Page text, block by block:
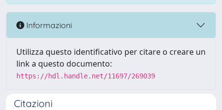
Informazioni
Utilizza questo identificativo per citare o creare un
link a questo documento:
https://hdl.handle.net/11697/269039
Citazioni